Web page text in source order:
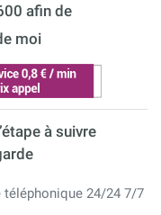
afin de
moi
à suivre
24/24 7/7